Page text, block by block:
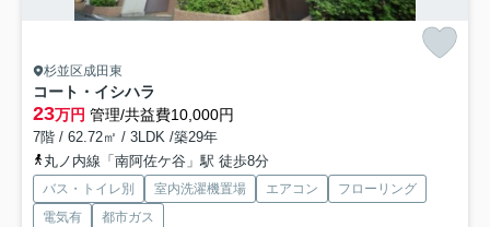
杉並区成田東
コート・イシハラ
23万円 管理/共益費10,000円
7階 / 62.72㎡ / 3LDK /築29年
丸ノ内線「南阿佐ケ谷」駅 徒歩8分
バス・トイレ別 室内洗濯機置場 エアコン
フローリング
電気有
都市ガス